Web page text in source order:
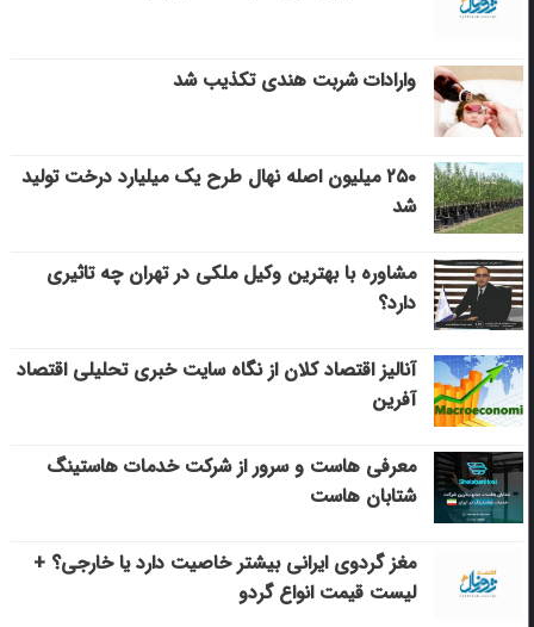
وارادات شربت هندی تکذیب شد
۲۵۰ میلیون اصله نهال طرح یک میلیارد درخت تولید
شد
مشاوره با بهترین وکیل ملکی در تهران چه تاثیری
دارد؟
آنالیز اقتصاد کلان از نگاه سایت خبری تحلیلی اقتصاد
آفرین
معرفی هاست و سرور از شرکت خدمات هاستینگ
شتابان هاست
مغز گردوی ایرانی بیشتر خاصیت دارد یا خارجی؟ +
لیست قیمت انواع گردو